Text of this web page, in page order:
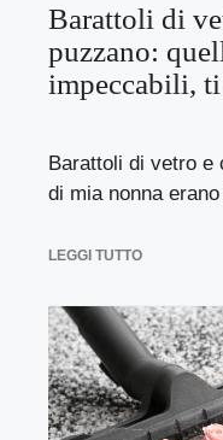
Barattoli di
puzzano:
impeccabili,
Barattoli di vetro e
di mia nonna
LEGGI TUTTO